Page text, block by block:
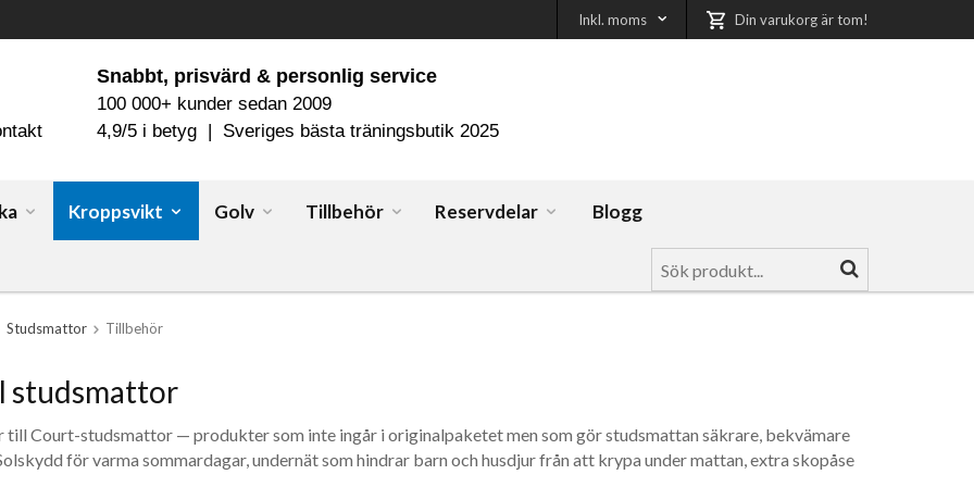
Inkl. moms Din varukorg är tom!
Snabbt, prisvärd & personlig service
100 000+ kunder sedan 2009
4,9/5 i betyg | Sveriges bästa träningsbutik 2025
Kroppsvikt Golv Tillbehör Reservdelar Blogg
Studsmattor Tillbehör
studsmattor
Court-studsmattor — produkter som inte ingår i originalpaketet men som gör studsmattan säkrare, bekvämare
för varma sommardagar, undernät som hindrar barn och husdjur från att krypa under mattan, extra skopåse